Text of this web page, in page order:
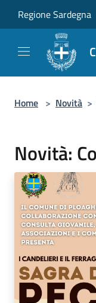
Regione Sardegna
Home > Novità >
Novità: